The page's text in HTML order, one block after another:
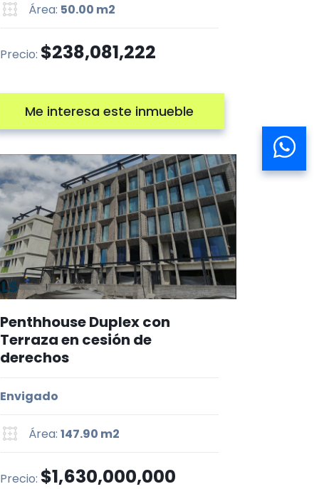
Área: 50.00 m2
Precio: $238,081,222
Me interesa este inmueble
Penthhouse Duplex con
Terraza en cesión de
derechos
Envigado
Área:147.90 m2
Precio: $1,630,000,000